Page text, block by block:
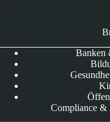
Banken
Compliance &